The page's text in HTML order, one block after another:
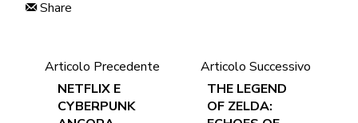
Share
Articolo Precedente
NETFLIX E
CYBERPUNK
Articolo Successivo
THE LEGEND
OF ZELDA: